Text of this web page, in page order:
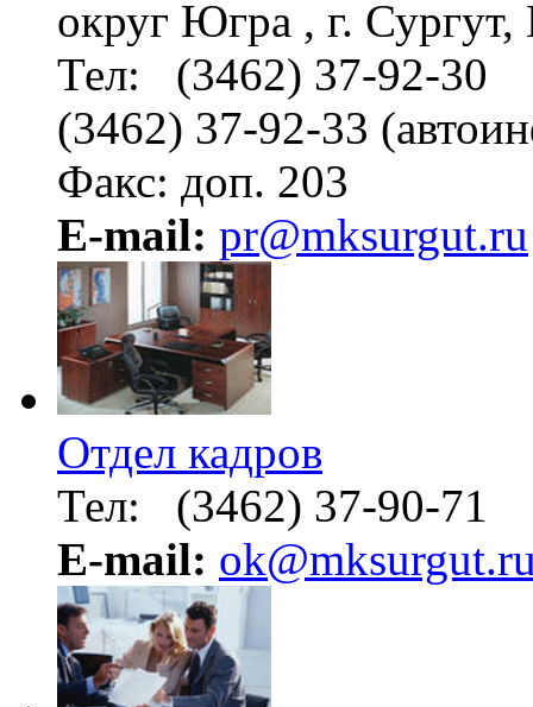
округ Югра , г.
Тел: (3462) 37-92-30
(3462) 37-92-33
Факс: доп. 203
E-mail: pr@mksurgut.ru
Отдел кадров
Тел: (3462) 37-90-71
E-mail: